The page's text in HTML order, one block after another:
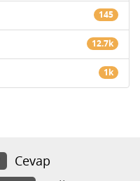
145
12.7k
1k
Cevap